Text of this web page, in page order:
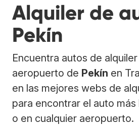
Alquiler de
Pekín
Encuentra autos de
aeropuerto de Pekín en
en las mejores webs de
para encontrar el auto
o en cualquier aeropuerto.